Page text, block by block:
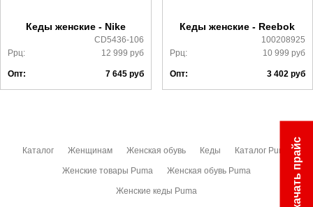
Кеды женские - Nike
CD5436-106
Ррц:
12 999 руб
Опт: 7 645руб
Кеды женские - Reebok
100208925
Ррц:
10 999 руб
Опт: 3 402 руб
Каталог Женщинам Женская обувь Кеды Каталог Puma
Женские товары Puma Женская обувь Puma
Женские кеды Puma Скачать прайс